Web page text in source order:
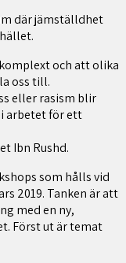
där jämställdhet
och att olika
oss till.
eller rasism blir
arbetet för ett
Ibn Rushd.
som hålls vid
2019. Tanken är att
med en ny,
Först ut är temat